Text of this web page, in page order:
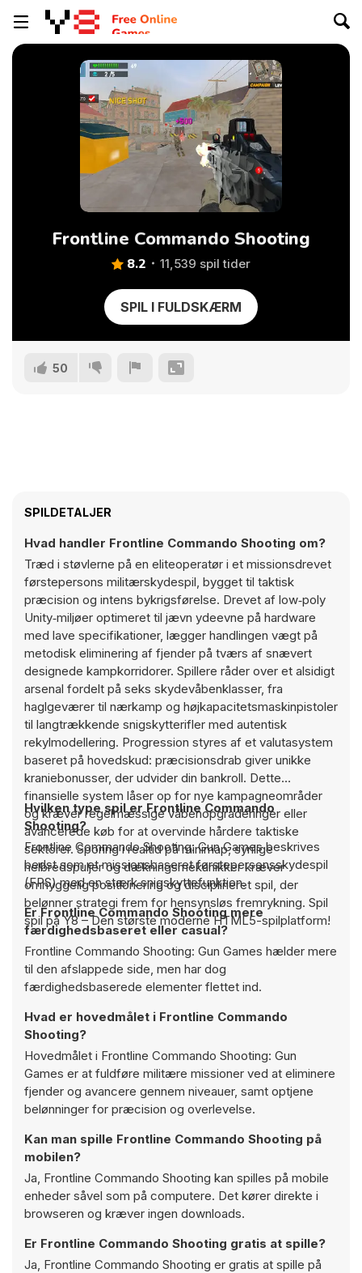
Frontline Commando Shooting
8.2 11,539 spil tider
SPIL I FULDSKÆRM
50
SPILDETALJER
Hvad handler Frontline Commando Shooting om?
Træd i støvlerne på en eliteoperatør i et missionsdrevet
førstepersons militærskydespil, bygget til taktisk
præcision og intens bykrigsførelse. Drevet af low‑poly
Unity‑miljøer optimeret til jævn ydeevne på hardware
med lave specifikationer, lægger handlingen vægt på
metodisk eliminering af fjender på tværs af snævert
designede kampkorridorer. Spillere råder over et alsidigt
arsenal fordelt på seks skydevåbenklasser, fra
haglgeværer til nærkamp og højkapacitetsmaskinpistoler
til langtrækkende snigskytterifler med autentisk
rekylmodellering. Progression styres af et valutasystem
baseret på hovedskud: præcisionsdrab giver unikke
kraniebonusser, der udvider din bankroll. Dette
finansielle system låser op for nye kampagneområder
og kræver regelmæssige våbenopgraderinger eller
avancerede køb for at overvinde hårdere taktiske
sektorer. Sporing i realtid på minimap, synlige
helbredspuljer og dækningsmekanikker kræver
omhyggelig positionering og disciplineret spil, der
belønner strategi frem for hensynsløs fremrykning. Spil
spil på Y8 – Den største moderne HTML5-spilplatform!
Hvilken type spil er Frontline Commando
Shooting?
Frontline Commando Shooting: Gun Games beskrives
bedst som et missionsbaseret førstepersonsskydespil
(FPS) med en stærk snigskyttefunktion.
Er Frontline Commando Shooting mere
færdighedsbaseret eller casual?
Frontline Commando Shooting: Gun Games hælder mere
til den afslappede side, men har dog
færdighedsbaserede elementer flettet ind.
Hvad er hovedmålet i Frontline Commando
Shooting?
Hovedmålet i Frontline Commando Shooting: Gun
Games er at fuldføre militære missioner ved at eliminere
fjender og avancere gennem niveauer, samt optjene
belønninger for præcision og overlevelse.
Kan man spille Frontline Commando Shooting på
mobilen?
Ja, Frontline Commando Shooting kan spilles på mobile
enheder såvel som på computere. Det kører direkte i
browseren og kræver ingen downloads.
Er Frontline Commando Shooting gratis at spille?
Ja, Frontline Commando Shooting er gratis at spille på